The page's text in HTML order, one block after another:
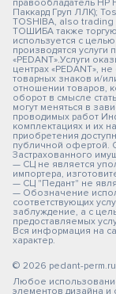
правообладатель HP
Паккард Груп ЛЛК);
TOSHIBA, also
ТОШИБА также
используется с
производятся услуги
«PEDANT».Услуги
центрах «PEDANT»,
товарных знаков и/
отношении товаров,
оборот в смысле
могут меняться в
проводимых работ
комплектациях и их
приобретения
публичной офертой.
Застрахованного
— СЦ не является
импортера,
— СЦ "Педант" не
— Обозначение
соответствующих
заблуждение, а с
предоставляемых
Вся информация на
характер.
© 2026 pedant-perm.ru
Любое
элементов дизайна и